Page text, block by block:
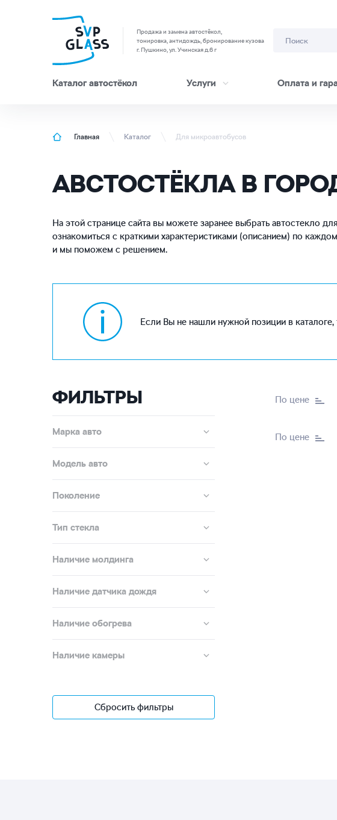
Продажа и замена автостёкол,
тонировка, антидождь, бронирование кузова
г. Пушкино, ул. Учинская д.6 г
Каталог автостёкол Услуги Оплата и
Главная Каталог Для микроавтобусов
АВСТОСТЁКЛА В
На этой странице сайта вы можете заранее выбрать автостекло
ознакомиться с краткими характеристиками (описанием) по
и мы поможем с решением.
Если Вы не нашли нужной позиции в
ФИЛЬТРЫ
Марка авто
Модель авто
Поколение
Тип стекла
Наличие молдинга
Наличие датчика дождя
Наличие обогрева
Наличие камеры
Сбросить фильтры
По цене
По цене